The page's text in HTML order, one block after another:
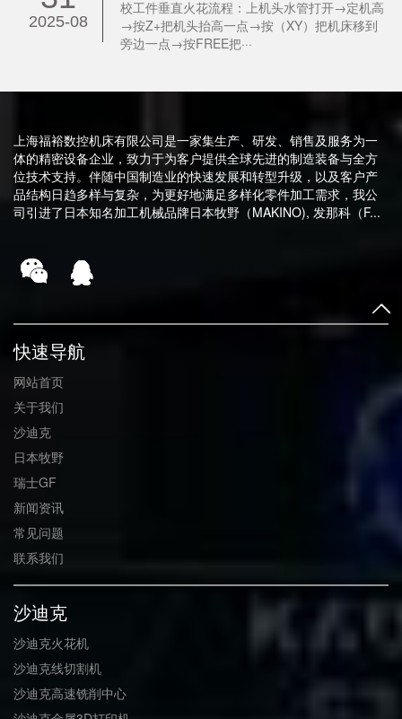
2025-08
校工件垂直火花流程：上机头水管打开→定机高
→按Z+把机头抬高一点→按（XY）把机床移到
旁边一点→按FREE把···
上海福裕数控机床有限公司是一家集生产、研发、销售及服务为一
体的精密设备企业，致力于为客户提供全球先进的制造装备与全方
位技术支持。伴随中国制造业的快速发展和转型升级，以及客户产
品结构日趋多样与复杂，为更好地满足多样化零件加工需求，我公
司引进了日本知名加工机械品牌日本牧野（MAKINO), 发那科（F...
快速导航
网站首页
关于我们
沙迪克
日本牧野
瑞士GF
新闻资讯
常见问题
联系我们
沙迪克
沙迪克火花机
沙迪克线切割机
沙迪克高速铣削中心